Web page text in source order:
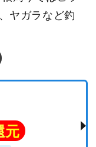
ヤガラなど釣
元